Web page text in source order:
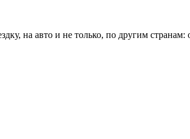
на авто и не только, по другим